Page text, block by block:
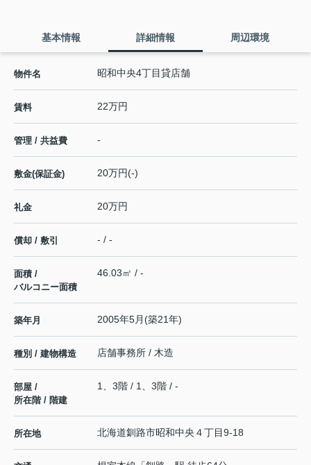
基本情報 詳細情報 周辺環境
物件名 昭和中央4丁目貸店舗
賃料 22万円
管理 / 共益費 -
敷金(保証金) 20万円(-)
礼金 20万円
償却 / 敷引 - / -
面積 /
バルコニー面積
46.03㎡ / -
築年月 2005年5月(築21年)
種別 / 建物構造 店舗事務所 / 木造
部屋 /
所在階 / 階建
1、3階 / 1、3階 / -
所在地 北海道釧路市昭和中央 ４丁目9-18